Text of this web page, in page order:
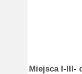
Miejsca I-III-